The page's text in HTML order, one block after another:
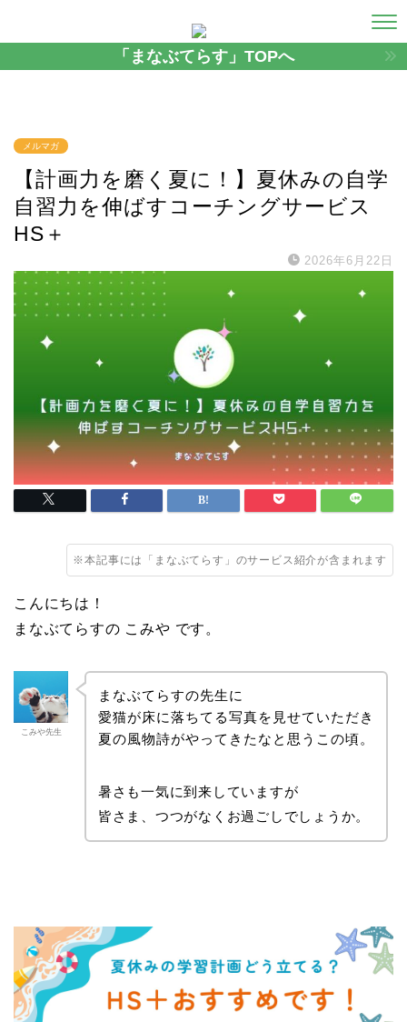
「まなぶてらす」TOPへ
メルマガ
【計画力を磨く夏に！】夏休みの自学
自習力を伸ばすコーチングサービス
HS＋
2026年6月22日
※本記事には「まなぶてらす」のサービス紹介が含まれます
こんにちは！
まなぶてらすの こみや です。
こみや先生
まなぶてらすの先生に
愛猫が床に落ちてる写真を見せていただき
夏の風物詩がやってきたなと思うこの頃。
暑さも一気に到来していますが
皆さま、つつがなくお過ごしでしょうか。